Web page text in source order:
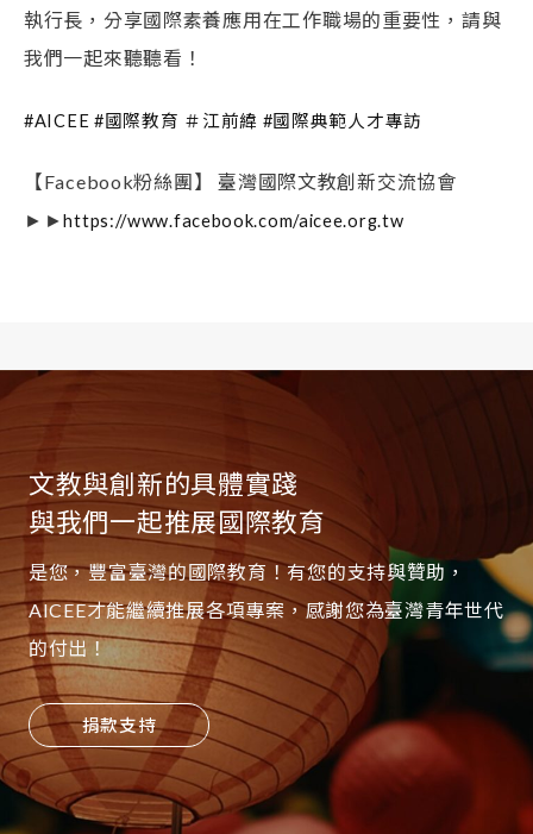
執行長，分享國際素養應用在工作職場的重要性，請與
我們一起來聽聽看！
#AICEE #國際教育 ＃江前緯 #國際典範人才專訪
【Facebook粉絲團】 臺灣國際文教創新交流協會
►►https://www.facebook.com/aicee.org.tw
文教與創新的具體實踐
與我們一起推展國際教育
是您，豐富臺灣的國際教育！有您的支持與贊助，
AICEE才能繼續推展各項專案，感謝您為臺灣青年世代
的付出！
捐款支持